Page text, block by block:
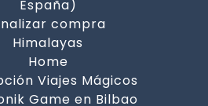
España)
compra
Himalayas
Home
Viajes Mágicos
Game en Bilbao